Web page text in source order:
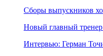
Сборы выпускников
Новый главный
Интервью: Герман